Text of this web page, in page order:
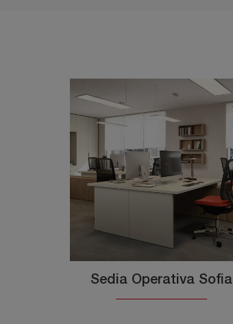
Sedia Operativa Sofia